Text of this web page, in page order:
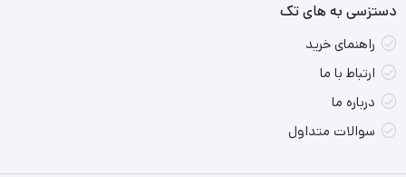
برخی از ویژگی‌های کلیدی ASUS ROG G533:
پردازنده:
کارت گرافیک:
3060 6GB
دستزسی به های تک
راهنمای خرید
ارتباط با ما
درباره ما
سوالات متداول